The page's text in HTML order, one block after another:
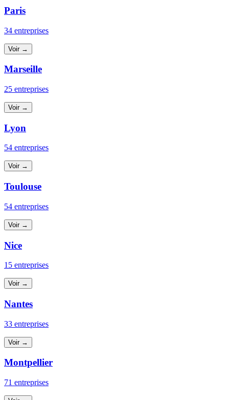
Paris
34 entreprises
Voir →
Marseille
25 entreprises
Voir →
Lyon
54 entreprises
Voir →
Toulouse
54 entreprises
Voir →
Nice
15 entreprises
Voir →
Nantes
33 entreprises
Voir →
Montpellier
71 entreprises